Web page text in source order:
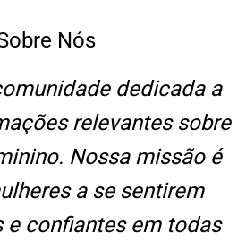
Nós
dedicada a
relevantes sobre
Nossa missão é
a se sentirem
e confiantes em todas